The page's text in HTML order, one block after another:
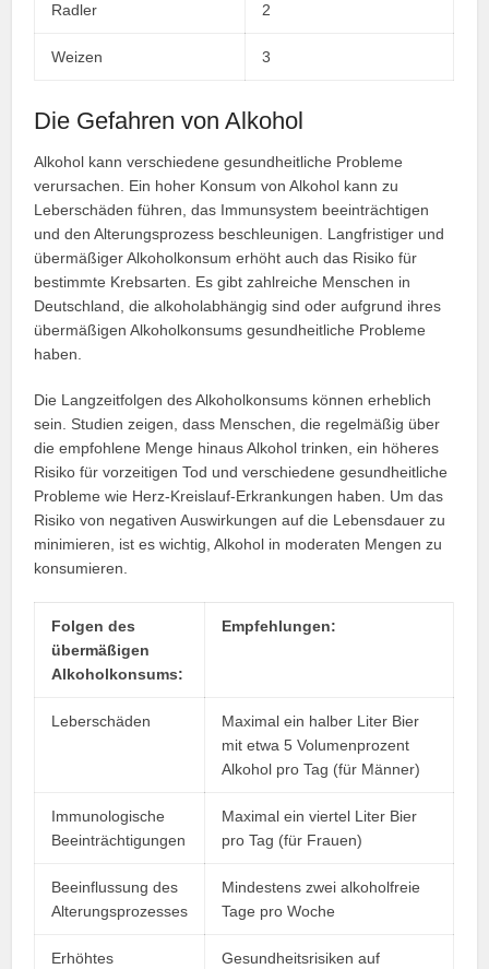
Radler 2
Weizen 3
Die Gefahren von Alkohol
Alkohol kann verschiedene gesundheitliche Probleme
verursachen. Ein hoher Konsum von Alkohol kann zu
Leberschäden führen, das Immunsystem beeinträchtigen
und den Alterungsprozess beschleunigen. Langfristiger und
übermäßiger Alkoholkonsum erhöht auch das Risiko für
bestimmte Krebsarten. Es gibt zahlreiche Menschen in
Deutschland, die alkoholabhängig sind oder aufgrund ihres
übermäßigen Alkoholkonsums gesundheitliche Probleme
haben.
Die Langzeitfolgen des Alkoholkonsums können erheblich
sein. Studien zeigen, dass Menschen, die regelmäßig über
die empfohlene Menge hinaus Alkohol trinken, ein höheres
Risiko für vorzeitigen Tod und verschiedene gesundheitliche
Probleme wie Herz-Kreislauf-Erkrankungen haben. Um das
Risiko von negativen Auswirkungen auf die Lebensdauer zu
minimieren, ist es wichtig, Alkohol in moderaten Mengen zu
konsumieren.
Folgen des
übermäßigen
Alkoholkonsums:
Empfehlungen:
Leberschäden
Maximal ein halber Liter Bier
mit etwa 5 Volumenprozent
Alkohol pro Tag (für Männer)
Immunologische
Beeinträchtigungen
Maximal ein viertel Liter Bier
pro Tag (für Frauen)
Beeinflussung des
Alterungsprozesses
Mindestens zwei alkoholfreie
Tage pro Woche
Erhöhtes
Gesundheitsrisiken auf